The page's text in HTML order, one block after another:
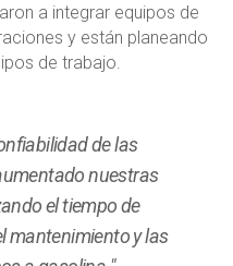
a integrar equipos de
y están planeando
de trabajo.
de las
nuestras
el tiempo de
mantenimiento y las